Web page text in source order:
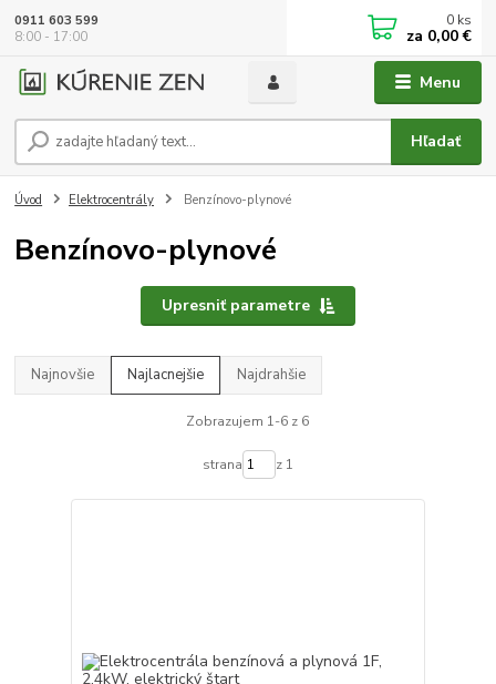
Menu
Hľadať
0911 603 599
8:00 - 17:00
0 ks
za 0,00 €
Úvod Elektrocentrály Benzínovo-plynové
Benzínovo-plynové
Upresniť parametre
Najnovšie Najlacnejšie Najdrahšie
Zobrazujem 1-6 z 6
strana z 1